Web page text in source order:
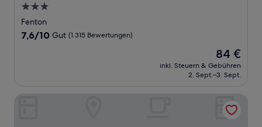
3.0-
Sterne-
Unterkunft
Fenton
7.6
7,6/10 Gut (1.315 Bewertungen)
Der
Preis
beträgt
84 €
inkl. Steuern & Gebühren
2. Sept.–3. Sept.